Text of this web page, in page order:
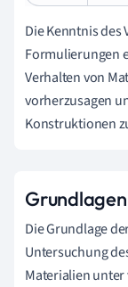
clarify
Die Kenntnis des
Formulierungen
Verhalten von
vorherzusagen
Konstruktionen
Die Grundlage
Untersuchung
Materialien unter